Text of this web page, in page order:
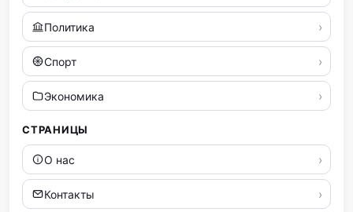
Политика
Спорт
Экономика
СТРАНИЦЫ
О нас
Контакты